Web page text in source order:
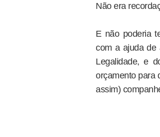
Não era
E não poderia
com a ajuda de
Legalidade, e
orçamento para
assim)